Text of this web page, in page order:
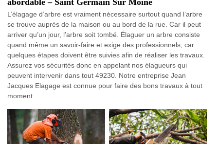
abordable – Saint Germain Sur Moine
L’élagage d’arbre est vraiment nécessaire surtout quand l’arbre
se trouve auprès de la maison ou au bord de la rue. Car il peut
arriver qu’un jour, l’arbre soit tombé. Élaguer un arbre consiste
quand même un savoir-faire et exige des professionnels, car
quelques étapes doivent être suivies afin de réaliser les travaux.
Assurez vos sécurités donc en appelant nos élagueurs qui
peuvent intervenir dans tout 49230. Notre entreprise Jean
Jacques Elagage est connue pour faire des bons travaux à tout
moment.